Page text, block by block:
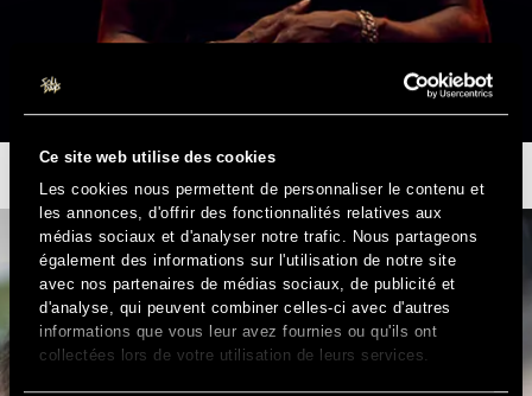
Ce site web utilise des cookies
Les cookies nous permettent de personnaliser le contenu et
les annonces, d'offrir des fonctionnalités relatives aux
médias sociaux et d'analyser notre trafic. Nous partageons
également des informations sur l'utilisation de notre site
avec nos partenaires de médias sociaux, de publicité et
d'analyse, qui peuvent combiner celles-ci avec d'autres
informations que vous leur avez fournies ou qu'ils ont
collectées lors de votre utilisation de leurs services.
GAZO ET JADE
EN EXCLU DIMANCHE